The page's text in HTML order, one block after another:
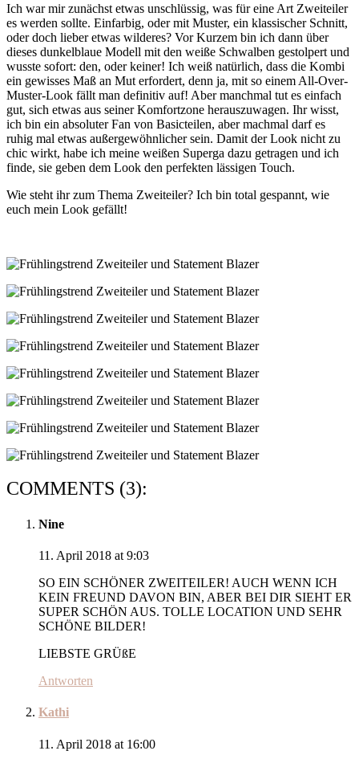
Ich war mir zunächst etwas unschlüssig, was für eine Art Zweiteiler
es werden sollte. Einfarbig, oder mit Muster, ein klassischer Schnitt,
oder doch lieber etwas wilderes? Vor Kurzem bin ich dann über
dieses dunkelblaue Modell mit den weiße Schwalben gestolpert und
wusste sofort: den, oder keiner! Ich weiß natürlich, dass die Kombi
ein gewisses Maß an Mut erfordert, denn ja, mit so einem All-Over-
Muster-Look fällt man definitiv auf! Aber manchmal tut es einfach
gut, sich etwas aus seiner Komfortzone herauszuwagen. Ihr wisst,
ich bin ein absoluter Fan von Basicteilen, aber machmal darf es
ruhig mal etwas außergewöhnlicher sein. Damit der Look nicht zu
chic wirkt, habe ich meine weißen Superga dazu getragen und ich
finde, sie geben dem Look den perfekten lässigen Touch.
Wie steht ihr zum Thema Zweiteiler? Ich bin total gespannt, wie
euch mein Look gefällt!
COMMENTS (3):
Nine
11. April 2018 at 9:03
SO EIN SCHÖNER ZWEITEILER! AUCH WENN ICH
KEIN FREUND DAVON BIN, ABER BEI DIR SIEHT ER
SUPER SCHÖN AUS. TOLLE LOCATION UND SEHR
SCHÖNE BILDER!
LIEBSTE GRÜßE
Antworten
Kathi
11. April 2018 at 16:00